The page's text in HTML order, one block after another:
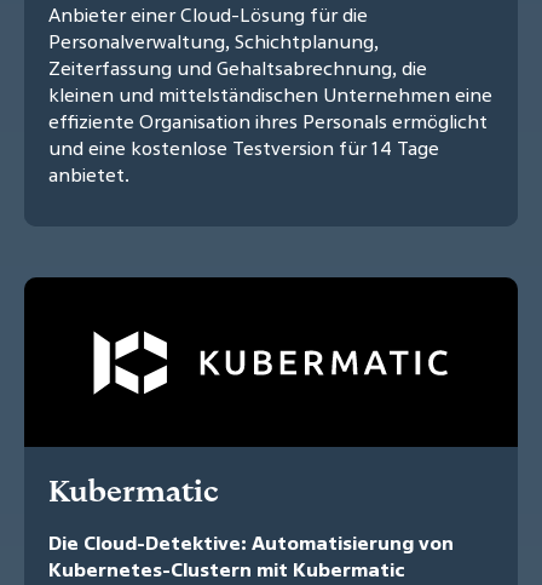
Anbieter einer Cloud-Lösung für die
Personalverwaltung, Schichtplanung,
Zeiterfassung und Gehaltsabrechnung, die
kleinen und mittelständischen Unternehmen eine
effiziente Organisation ihres Personals ermöglicht
und eine kostenlose Testversion für 14 Tage
anbietet.
Kubermatic
Die Cloud-Detektive: Automatisierung von
Kubernetes-Clustern mit Kubermatic